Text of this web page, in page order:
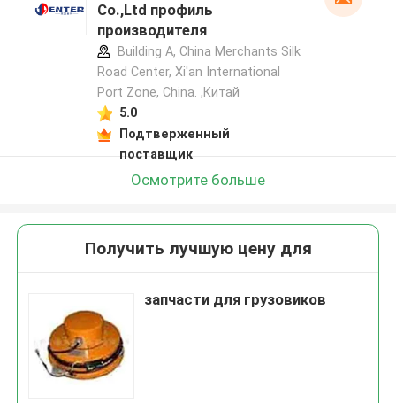
Co.,Ltd профиль
производителя
Building A, China Merchants Silk
Road Center, Xi'an International
Port Zone, China. ,Китай
5.0
Подтверженный
поставщик
Осмотрите больше
Получить лучшую цену для
запчасти для грузовиков